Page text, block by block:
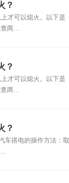
？
才可以熄火。以下是
两...
？
才可以熄火。以下是
两...
？
车搭电的操作方法：取